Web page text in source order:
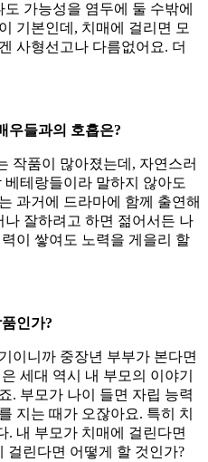
가능성을 염두에 둘 수밖에
기본인데, 치매에 걸리면 모
사형선고나 다름없어요. 더
우들과의 호흡은?
작품이 많아졌는데, 자연스러
테랑들이라 말하지 않아도
과거에 드라마에 함께 출연해
잘하려고 하면 젊어서든 나
이 쌓여도 노력을 게을리 할
인가?
이니까 중장년 부부가 본다면
세대 역시 내 부모의 이야기
. 부모가 나이 들면 자립 능력
지는 때가 오잖아요. 특히 치
. 내 부모가 치매에 걸린다면
걸린다면 어떻게 할 것인가?